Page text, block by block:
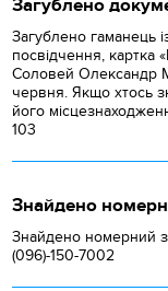
Загублено
Загублено гаманець
посвідчення, картка
Соловей Олександр
червня. Якщо хтось
його
103
Знайдено
Знайдено номерний
(096)-150-7002